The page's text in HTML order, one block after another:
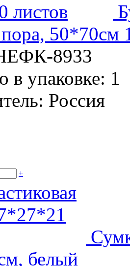
50*70см
8933
в упаковке: 1
Россия
+
белый